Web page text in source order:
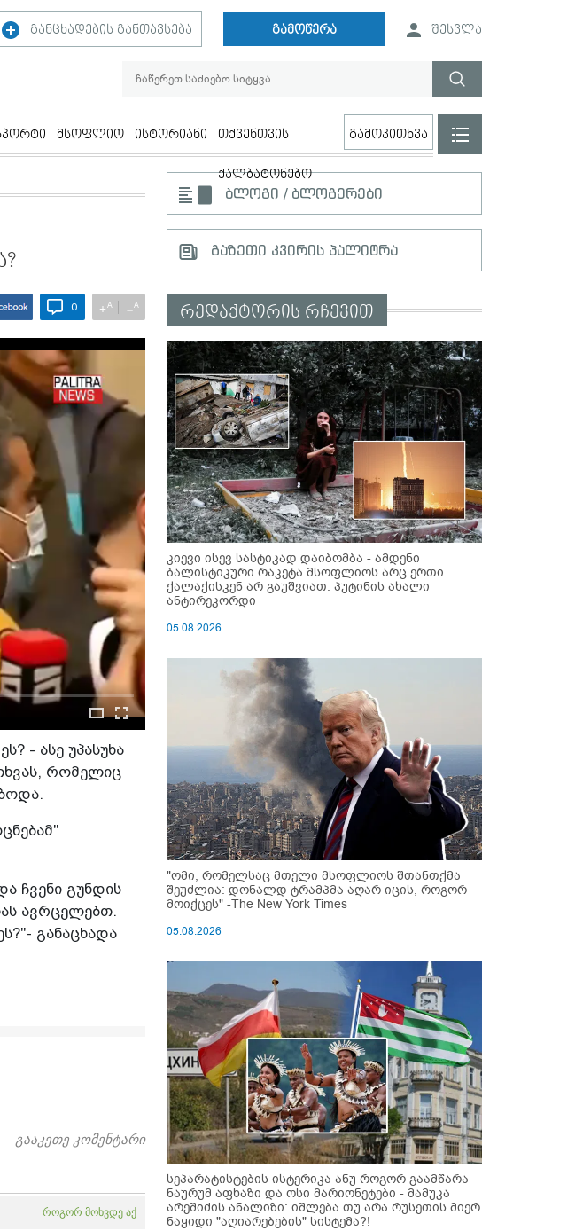
განცხადების განთავსება გამოწერა შესვლა
მსოფლიო ისტორიანი თქვენთვის
ქალბატონებო
გამოკითხვა
0 +A −A
- ასე უპასუხა
რომელიც
ჩვენი გუნდის
ავრცელებთ.
განაცხადა
გააკეთე კომენტარი
როგორ მოხვდე აქ
ბლოგი / ბლოგერები
გაზეთი კვირის პალიტრა
რედაქტორის რჩევით
კიევი ისევ სასტიკად დაიბომბა - ამდენი
ბალისტიკური რაკეტა მსოფლიოს არც ერთი
ქალაქისკენ არ გაუშვიათ: პუტინის ახალი
ანტირეკორდი
05.08.2026
"ომი, რომელსაც მთელი მსოფლიოს შთანთქმა
შეუძლია: დონალდ ტრამპმა აღარ იცის, როგორ
მოიქცეს" -The New York Times
05.08.2026
სეპარატისტების ისტერიკა ანუ როგორ გაამწარა
ნაურუმ აფხაზი და ოსი მარიონეტები - მამუკა
არეშიძის ანალიზი: იშლება თუ არა რუსეთის მიერ
ნაყიდი "აღიარებების" სისტემა?!